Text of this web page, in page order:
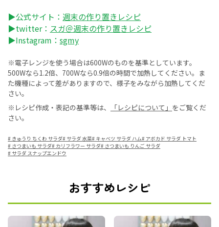
▶公式サイト： 週末の作り置きレシピ
▶twitter： スガ＠週末の作り置きレシピ
▶Instagram： sgmy
※電子レンジを使う場合は600Wのものを基準としています。
500Wなら1.2倍、700Wなら0.9倍の時間で加熱してください。ま
た機種によって差がありますので、様子をみながら加熱してくだ
さい。
※レシピ作成・表記の基準等は、
「レシピについて」 をご覧くだ
さい。
# きゅうり ちくわ サラダ# サラダ 水菜# キャベツ サラダ ハム# アボカド サラダ トマト
# さつまいも サラダ# カリフラワー サラダ# さつまいも りんご サラダ
# サラダ スナップエンドウ
おすすめレシピ